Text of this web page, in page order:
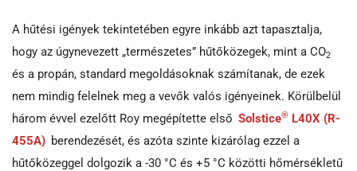
A hűtési igények tekintetében egyre inkább azt tapasztalja,
hogy az úgynevezett „természetes” hűtőközegek, mint a CO2
és a propán, standard megoldásoknak számítanak, de ezek
nem mindig felelnek meg a vevők valós igényeinek. Körülbelül
három évvel ezelőtt Roy megépítette első Solstice® L40X (R-
455A) berendezését, és azóta szinte kizárólag ezzel a
hűtőközeggel dolgozik a -30 °C és +5 °C közötti hőmérsékletű